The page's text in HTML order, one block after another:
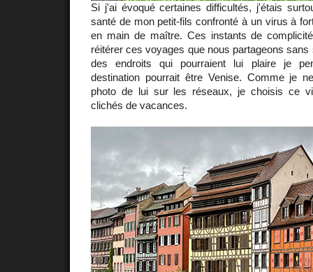
Si j'ai évoqué certaines difficultés, j'étais
santé de mon petit-fils confronté à un virus à
en main de maître. Ces instants de
réitérer ces voyages que nous partageons
des endroits qui pourraient lui plaire je
destination pourrait être Venise. Comme je
photo de lui sur les réseaux, je choisis ce
clichés de vacances.